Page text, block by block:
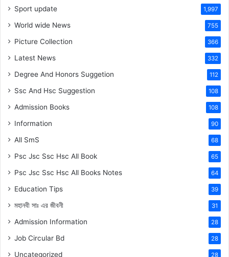
Sport update 1,997
World wide News 755
Picture Collection 366
Latest News 332
Degree And Honors Suggetion 112
Ssc And Hsc Suggestion 108
Admission Books 108
Information 90
All SmS 68
Psc Jsc Ssc Hsc All Book 65
Psc Jsc Ssc Hsc All Books Notes 64
Education Tips 39
মহানবী সাঃ এর জীবনী 31
Admission Information 28
Job Circular Bd 28
Uncategorized 28